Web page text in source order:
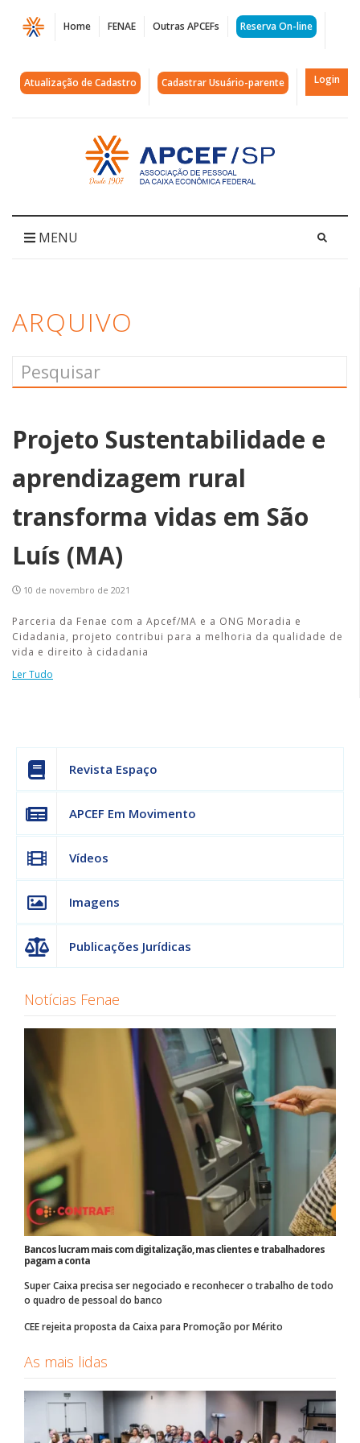
Página
Arquivos
projeto
APCEF/SP
Home FENAE Outras APCEFs Reserva On-line
Atualização de Cadastro Cadastrar Usuário-parente Login
Acessar
página
inicial
MENU
ARQUIVO
Projeto Sustentabilidade e
aprendizagem rural
transforma vidas em São
Luís (MA)
10 de novembro de 2021
Parceria da Fenae com a Apcef/MA e a ONG Moradia e
Cidadania, projeto contribui para a melhoria da qualidade de
vida e direito à cidadania
Ler Tudo
Revista Espaço
APCEF Em Movimento
Vídeos
Imagens
Publicações Jurídicas
Notícias Fenae
Bancos lucram mais com digitalização, mas clientes e trabalhadores
pagam a conta
Super Caixa precisa ser negociado e reconhecer o trabalho de todo
o quadro de pessoal do banco
CEE rejeita proposta da Caixa para Promoção por Mérito
As mais lidas